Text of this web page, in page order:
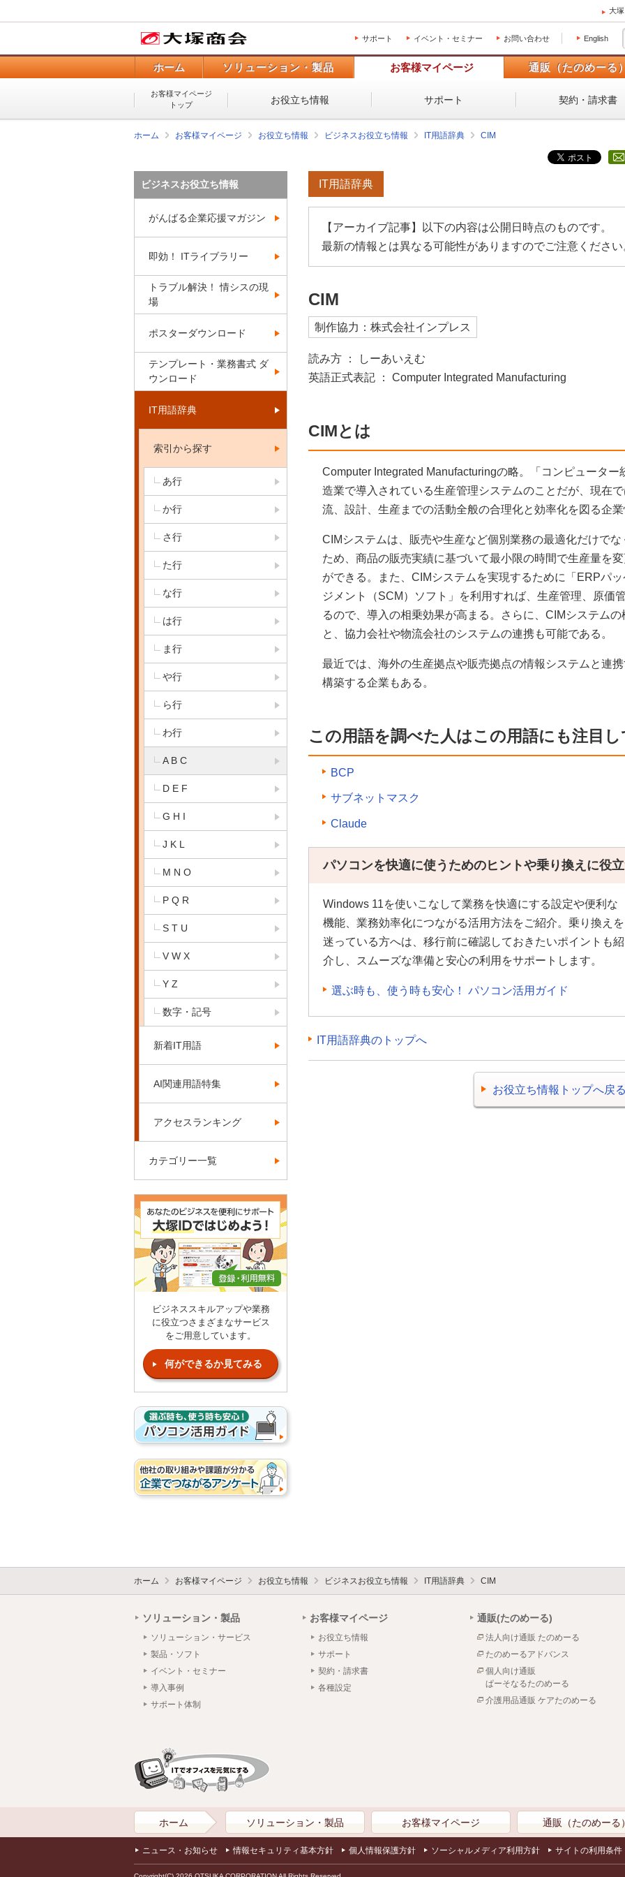
大
サポート イベント・セミナー お問い合わせ English
ホーム ソリューション・製品 お客様マイページ 通販（たのめーる
お客様マイページ
トップ
お役立ち情報 サポート 契約・請求書
ホーム お客様マイページ お役立ち情報 ビジネスお役立ち情報 IT用語辞典 CIM
IT用語辞典
【アーカイブ記事】以下の内容は公開日時点のものです。
最新の情報とは異なる可能性がありますのでご注意ください
CIM
制作協力：株式会社インプレス
読み方 ： しーあいえむ
英語正式表記 ： Computer Integrated Manufacturing
CIMとは
Computer Integrated Manufacturingの略。「コンピュータ
造業で導入されている生産管理システムのことだが、現在
流、設計、生産までの活動全般の合理化と効率化を図る企
CIMシステムは、販売や生産など個別業務の最適化だけで
ため、商品の販売実績に基づいて最小限の時間で生産量を
ができる。また、CIMシステムを実現するために「ERPパ
ジメント（SCM）ソフト」を利用すれば、生産管理、原価
るので、導入の相乗効果が高まる。さらに、CIMシステム
と、協力会社や物流会社のシステムの連携も可能である。
最近では、海外の生産拠点や販売拠点の情報システムと連
構築する企業もある。
この用語を調べた人はこの用語にも注目
BCP
サブネットマスク
Claude
パソコンを快適に使うためのヒントや乗り換えに役
Windows 11を使いこなして業務を快適にする設定や便利な
機能、業務効率化につながる活用方法をご紹介。乗り換えを
迷っている方へは、移行前に確認しておきたいポイントも紹
介し、スムーズな準備と安心の利用をサポートします。
選ぶ時も、使う時も安心！ パソコン活用ガイド
IT用語辞典のトップへ
お役立ち情報トップへ戻
ビジネスお役立ち情報
がんばる企業応援マガジン
即効！ ITライブラリー
トラブル解決！ 情シスの現
場
ポスターダウンロード
テンプレート・業務書式 ダ
ウンロード
IT用語辞典
索引から探す
あ行
か行
さ行
た行
な行
は行
ま行
や行
ら行
わ行
A B C
D E F
G H I
J K L
M N O
P Q R
S T U
V W X
Y Z
数字・記号
新着IT用語
AI関連用語特集
アクセスランキング
カテゴリー一覧
ビジネススキルアップや業務
に役立つさまざまなサービス
をご用意しています。
何ができるか見てみる
ホーム お客様マイページ お役立ち情報 ビジネスお役立ち情報 IT用語辞典 CIM
ソリューション・製品
ソリューション・サービス
製品・ソフト
イベント・セミナー
導入事例
サポート体制
お客様マイページ
お役立ち情報
サポート
契約・請求書
各種設定
通販(たのめーる)
法人向け通販 たのめーる
たのめーるアドバンス
個人向け通販
ぱーそなるたのめーる
介護用品通販 ケアたのめーる
ホーム ソリューション・製品 お客様マイページ 通販（たのめーる
ニュース・お知らせ 情報セキュリティ基本方針 個人情報保護方針 ソーシャルメディア利用方針 サイトの利用条件